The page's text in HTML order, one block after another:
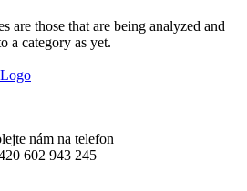
are those that are being analyzed and
a category as yet.
nám na telefon
602 943 245